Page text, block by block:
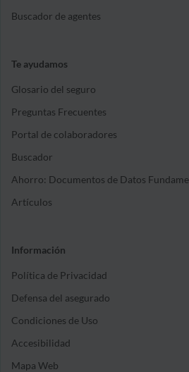
Buscador de agentes
Te ayudamos
Glosario del seguro
Preguntas Frecuentes
Portal de colaboradores
Buscador
Ahorro: Documentos de Datos
Artículos
Información
Política de Privacidad
Defensa del asegurado
Condiciones de Uso
Accesibilidad
Mapa Web